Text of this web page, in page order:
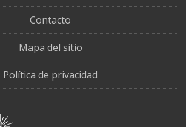
Contacto
Mapa del sitio
Política de privacidad